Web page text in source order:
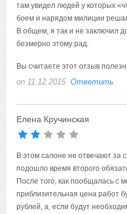
там увидел людей у которых
боем и нарядом милиции
В общем, я так и не заключил
безмерно этому рад.
Вы считаете этот отзыв
on 11.12.2015 Ответить
Елена Кручинская
В этом салоне не отвечают за
подошло время второго
После того, как пообщалась с
приблизительная цена работ
рублей, а, если будут